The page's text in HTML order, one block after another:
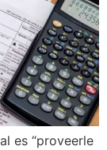
es “proveerle